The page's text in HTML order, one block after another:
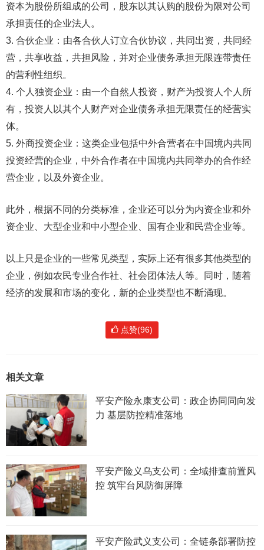
资本为股份所组成的公司，股东以其认购的股份为限对公司
承担责任的企业法人。
3. 合伙企业：由各合伙人订立合伙协议，共同出资，共同经
营，共享收益，共担风险，并对企业债务承担无限连带责任
的营利性组织。
4. 个人独资企业：由一个自然人投资，财产为投资人个人所
有，投资人以其个人财产对企业债务承担无限责任的经营实
体。
5. 外商投资企业：这类企业包括中外合营者在中国境内共同
投资经营的企业，中外合作者在中国境内共同举办的合作经
营企业，以及外资企业。
此外，根据不同的分类标准，企业还可以分为内资企业和外
资企业、大型企业和中小型企业、国有企业和民营企业等。
以上只是企业的一些常见类型，实际上还有很多其他类型的
企业，例如农民专业合作社、社会团体法人等。同时，随着
经济的发展和市场的变化，新的企业类型也不断涌现。
点赞(96)
相关文章
平安产险永康支公司：政企协同同向发
力 基层防控精准落地
平安产险义乌支公司：全域排查前置风
控 筑牢台风防御屏障
平安产险武义支公司：全链条部署防控